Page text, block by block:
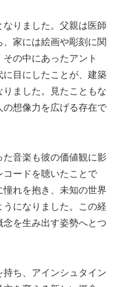
りました。父親は医師
家には絵画や彫刻に関
の中にあったアント
目にしたことが、建築
ました。見たこともな
想像力を広げる存在で
た音楽も彼の価値観に影
ードを聴いたことで
憧れを抱き、未知の世界
になりました。この経
を生み出す姿勢へとつ
ち、アインシュタイン